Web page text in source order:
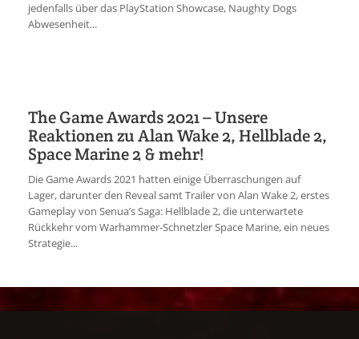
jedenfalls über das PlayStation Showcase, Naughty Dogs
Abwesenheit...
The Game Awards 2021 – Unsere
Reaktionen zu Alan Wake 2, Hellblade 2,
Space Marine 2 & mehr!
Die Game Awards 2021 hatten einige Überraschungen auf
Lager, darunter den Reveal samt Trailer von Alan Wake 2, erstes
Gameplay von Senua’s Saga: Hellblade 2, die unterwartete
Rückkehr vom Warhammer-Schnetzler Space Marine, ein neues
Strategie...